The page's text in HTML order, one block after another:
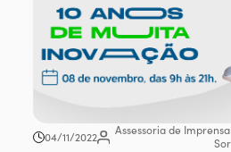
04/11/2022
Assessoria de